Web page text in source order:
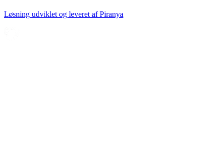
Løsning udviklet og leveret afPiranya